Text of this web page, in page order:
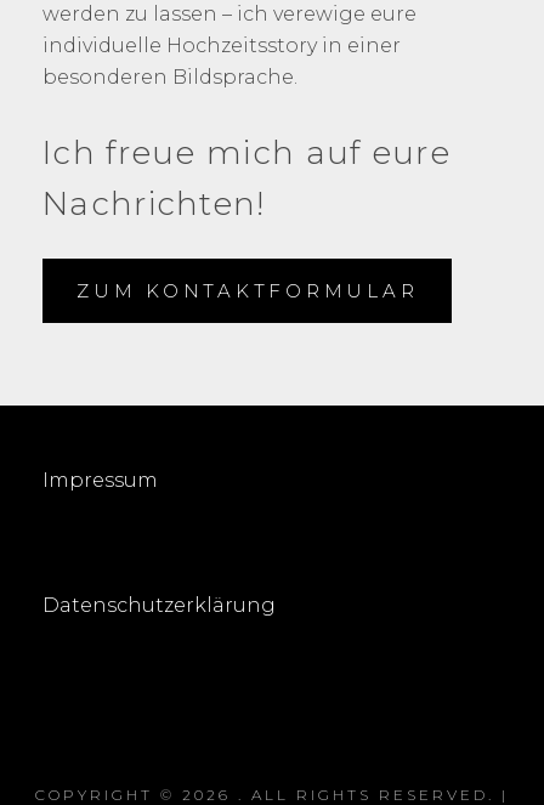
werden zu lassen – ich verewige eure
individuelle Hochzeitsstory in einer
besonderen Bildsprache.
Ich freue mich auf eure
Nachrichten!
ZUM KONTAKTFORMULAR
Impressum
Datenschutzerklärung
COPYRIGHT © 2026 . ALL RIGHTS RESERVED. |